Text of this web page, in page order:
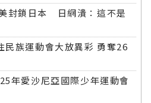
封鎖日本 日網潰：這不是
民族運動會大放異彩 勇奪26
年愛沙尼亞國際少年運動會